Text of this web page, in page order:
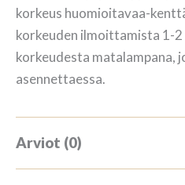
korkeus huomioitavaa-
korkeuden ilmoittamista 1-
korkeudesta matalampana,
asennettaessa.
Arviot (0)